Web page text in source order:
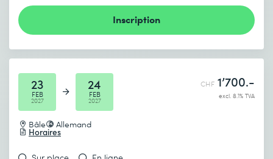
Inscription
23
FEB
2027
24
FEB
2027
Bâle Allemand
Horaires
CHF 1’700.-
excl. 8.1% TVA